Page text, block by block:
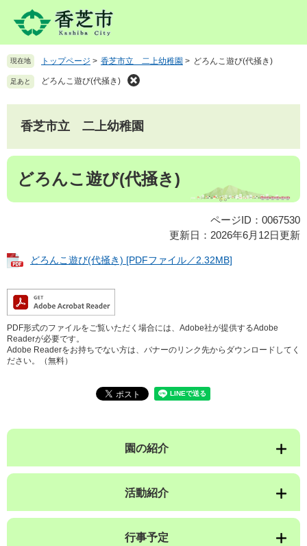
先
頭
す
を
飛
し
文
現在地 トップページ > 香芝市立 二上幼稚園 > どろんこ遊び(代掻き)
足あと どろんこ遊び(代掻き)
香芝市立 二上幼稚園
本
どろんこ遊び(代掻き)
ページID：0067530
更新日：2026年6月12日更新
どろんこ遊び(代掻き) [PDFファイル／2.32MB]
PDF形式のファイルをご覧いただく場合には、Adobe社が提供するAdobe
Readerが必要です。
Adobe Readerをお持ちでない方は、バナーのリンク先からダウンロードしてく
ださい。（無料）
園の紹介
活動紹介
行事予定